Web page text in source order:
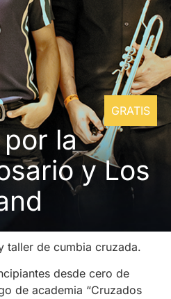
GRATIS
la
y Los
taller de cumbia cruzada.
desde cero de
de academia “Cruzados